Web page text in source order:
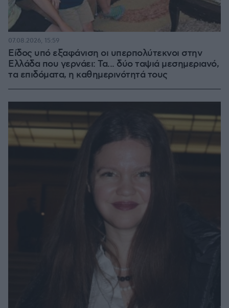
Είδος υπό εξαφάνιση οι υπερπολύτεκνοι στην
Ελλάδα που γερνάει: Τα... δύο ταψιά μεσημεριανό,
τα επιδόματα, η καθημερινότητά τους
07.08.2026, 15:59